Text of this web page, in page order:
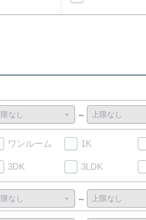
ワンルーム 1K
3DK 3LDK